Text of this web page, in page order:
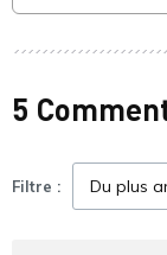
5
Filtre :